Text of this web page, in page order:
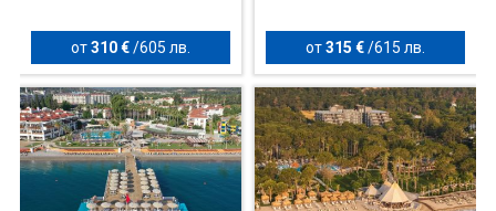
от310 € /605 лв. от315 €/615 лв.